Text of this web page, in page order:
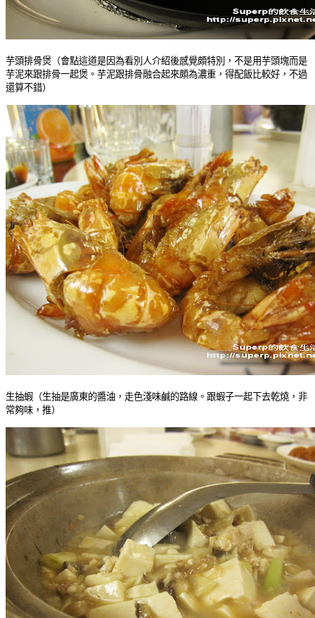
芋頭排骨煲（會點這道是因為看別人介紹後感覺頗特別，不是用芋頭塊而是
芋泥來跟排骨一起煲。芋泥跟排骨融合起來頗為濃重，得配飯比較好，不過
還算不錯）
生抽蝦（生抽是廣東的醬油，走色淺味鹹的路線。跟蝦子一起下去乾燒，非
常夠味，推）